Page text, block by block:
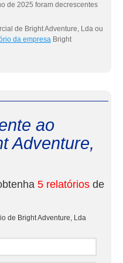
de 2025 foram decrescentes
de Bright Adventure, Lda ou
da empresa Bright
ao
Adventure,
5 relatórios de
de Bright Adventure, Lda